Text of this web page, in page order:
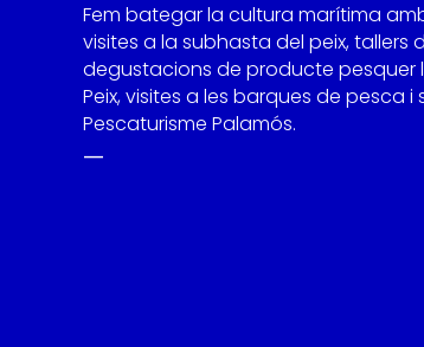
Fem bategar la cultura marítima
visites a la subhasta del peix, tallers
degustacions de producte pesquer
Peix, visites a les barques de pesca i
Pescaturisme Palamós.
—